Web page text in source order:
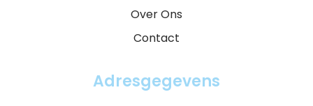
Over Ons
Contact
Adresgegevens